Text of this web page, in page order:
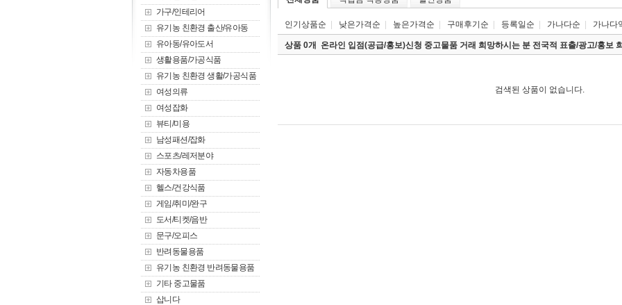
가구/인테리어
유기농 친환경 출산/유아동
유아동/유아도서
생활용품/가공식품
유기농 친환경 생활/가공식품
여성의류
여성잡화
뷰티/미용
남성패션/잡화
스포츠/레저분야
자동차용품
헬스/건강식품
게임/취미/완구
도서/티켓/음반
문구/오피스
반려동물용품
유기농 친환경 반려동물용품
기타 중고물품
삽니다
인기상품순 낮은가격순 높은가격순 구매후기순 등록일순 가나다순 가나다
상품 0개 온라인 입점(공급/홍보)신청 중고물품 거래 희망하시는 분 전국적 표출/광고/홍보
검색된 상품이 없습니다.